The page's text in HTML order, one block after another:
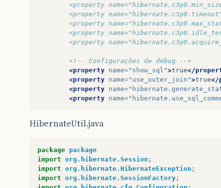
<property
<property
<property
<property
<property
<!-- Configurações de debug -->
<property name="show_sql">true</
<property name="use_outer_join">true</
<property name=
<property name=
HibernateUtil.java
package package
import org.hibernate.Session ;
import org.hibernate.HibernateException ;
import org.hibernate.SessionFactory ;